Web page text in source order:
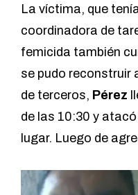
La víctima, que
coordinadora de
femicida también
se pudo reconstruir
de terceros, Pérez
de las 10:30 y
lugar. Luego de